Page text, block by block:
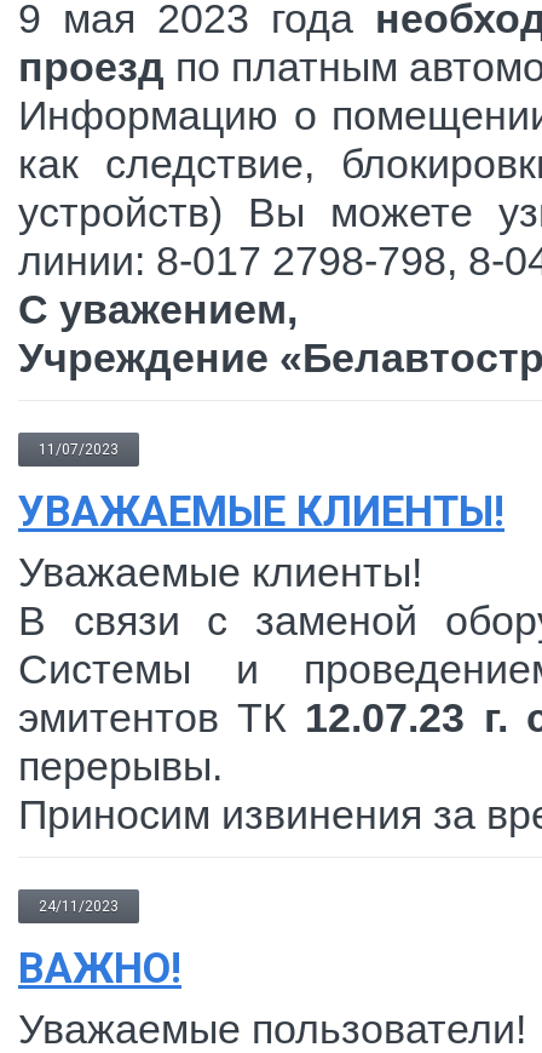
9 мая 2023 года
проезд по платным
Информацию о помещении
как следствие,
устройств) Вы можете
линии: 8-017 2798-798, 8-
С уважением,
Учреждение
11/07/2023
УВАЖАЕМЫЕ КЛИЕНТЫ!
Уважаемые клиенты!
В связи с заменой
Системы и
эмитентов ТК 12.07.23 г.
перерывы.
Приносим извинения за
24/11/2023
ВАЖНО!
Уважаемые пользователи!